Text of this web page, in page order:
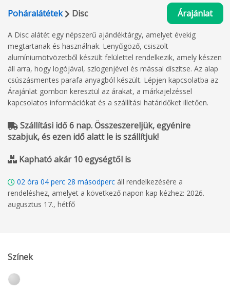
Poháralátétek Disc Árajánlat
A Disc alátét egy népszerű ajándéktárgy, amelyet évekig
megtartanak és használnak. Lenyűgöző, csiszolt
alumíniumötvözetből készült felülettel rendelkezik, amely készen
áll arra, hogy logójával, szlogenjével és mással díszítse. Az alap
csúszásmentes parafa anyagból készült. Lépjen kapcsolatba az
Árajánlat gombon keresztül az árakat, a márkajelzéssel
kapcsolatos információkat és a szállítási határidőket illetően.
Szállítási idő 6 nap. Összeszereljük, egyénire
szabjuk, és ezen idő alatt le is szállítjuk!
Kapható akár 10 egységtől is
02 óra 04 perc 27 másodperc áll rendelkezésére a
rendeléshez, amelyet a következő napon kap kézhez: 2026.
augusztus 17., hétfő
Színek